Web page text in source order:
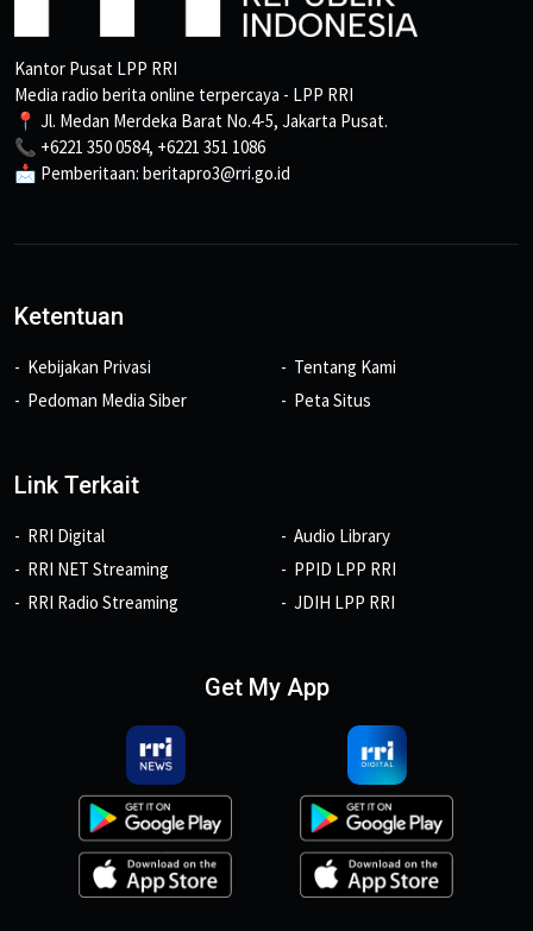
Kantor Pusat LPP RRI
Media radio berita online terpercaya - LPP RRI
📍 Jl. Medan Merdeka Barat No.4-5, Jakarta Pusat.
📞 +6221 350 0584, +6221 351 1086
📩 Pemberitaan: beritapro3@rri.go.id
Ketentuan
Kebijakan Privasi
Pedoman Media Siber
Tentang Kami
Peta Situs
Link Terkait
RRI Digital
RRI NET Streaming
RRI Radio Streaming
Audio Library
PPID LPP RRI
JDIH LPP RRI
Get My App